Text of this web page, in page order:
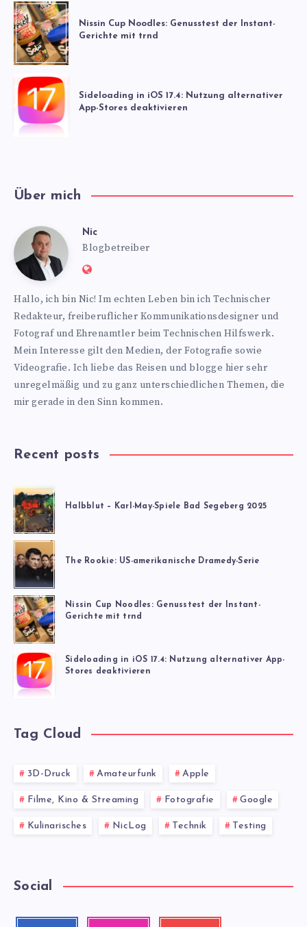
Nissin Cup Noodles: Genusstest der Instant-
Gerichte mit trnd
Sideloading in iOS 17.4: Nutzung alternativer
App-Stores deaktivieren
Über mich
Nic Nic
Blogbetreiber
Website:
Hallo, ich bin Nic! Im echten Leben bin ich Technischer
Redakteur, freiberuflicher Kommunikationsdesigner und
Fotograf und Ehrenamtler beim Technischen Hilfswerk.
Mein Interesse gilt den Medien, der Fotografie sowie
Videografie. Ich liebe das Reisen und blogge hier sehr
unregelmäßig und zu ganz unterschiedlichen Themen, die
mir gerade in den Sinn kommen.
Recent posts
Halbblut – Karl-May-Spiele Bad Segeberg 2025
The Rookie: US-amerikanische Dramedy-Serie
Nissin Cup Noodles: Genusstest der Instant-
Gerichte mit trnd
Sideloading in iOS 17.4: Nutzung alternativer App-
Stores deaktivieren
Tag Cloud
3D-Druck Amateurfunk Apple
Filme, Kino & Streaming Fotografie Google
Kulinarisches NicLog Technik Testing
Social